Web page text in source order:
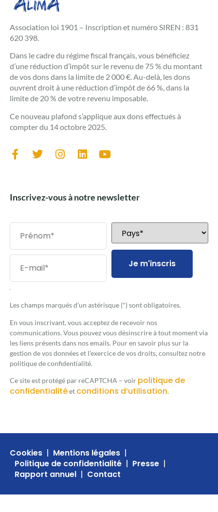
Association loi 1901 – Inscription et numéro SIREN : 831
620 398.
Dans le cadre du régime fiscal français, vous bénéficiez
d’une réduction d’impôt sur le revenu de 75 % du montant
de vos dons dans la limite de 2 000 €. Au-delà, les dons
ouvrent droit à une réduction d’impôt de 66 %, dans la
limite de 20 % de votre revenu imposable.
Ce nouveau plafond s’applique aux dons effectués à
compter du 14 octobre 2025.
Inscrivez-vous à notre newsletter
Je m'inscris
.
Les champs marqués d’un astérisque (*) sont obligatoires.
En vous inscrivant, vous acceptez de recevoir nos
communications. Vous pouvez vous désinscrire à tout moment via
les liens présents dans nos emails. Pour en savoir plus sur la
gestion de vos données et l’exercice de vos droits, consultez notre
politique de confidentialité.
Ce site est protégé par reCAPTCHA – voir politique de
confidentialitéet conditions d’utilisation.
Cookies
Mentions légales
Politique de confidentialité
Presse
Rapport annuel
Contact